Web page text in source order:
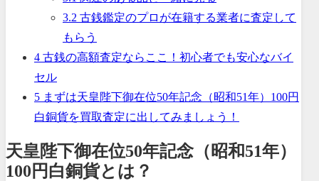
3.2 古銭鑑定のプロが在籍する業者に査定して
もらう
4 古銭の高額査定ならここ！初心者でも安心なバイ
セル
5 まずは天皇陛下御在位50年記念（昭和51年）100円
白銅貨を買取査定に出してみましょう！
天皇陛下御在位50年記念（昭和51年）
100円白銅貨とは？